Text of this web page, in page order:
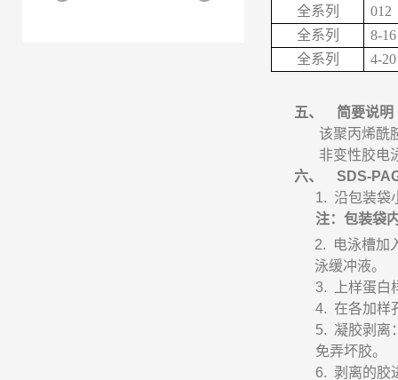
全系列
012
全系列
8-16
全系列
4-20
五、
简要说明
该聚丙烯酰
非变性胶电
六、
SDS-
1. 沿包装袋
注：包装袋
2.
电泳槽加
泳缓冲液。
3.
上样蛋
4. 在各加样
5. 凝胶剥离
免弄坏胶。
6. 剥离的胶